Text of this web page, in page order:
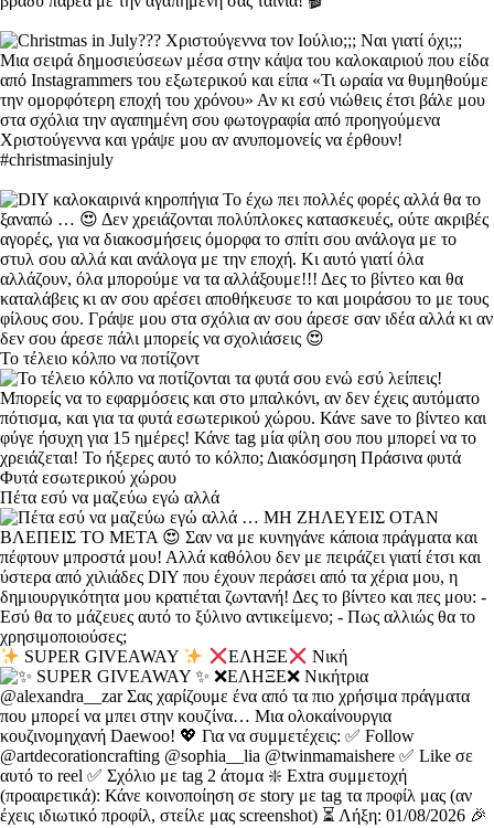
Το τέλειο κόλπο να ποτίζοντ
Πέτα εσύ να μαζεύω εγώ αλλά
SUPER GIVEAWAY ΕΛΗΞΕ Νική